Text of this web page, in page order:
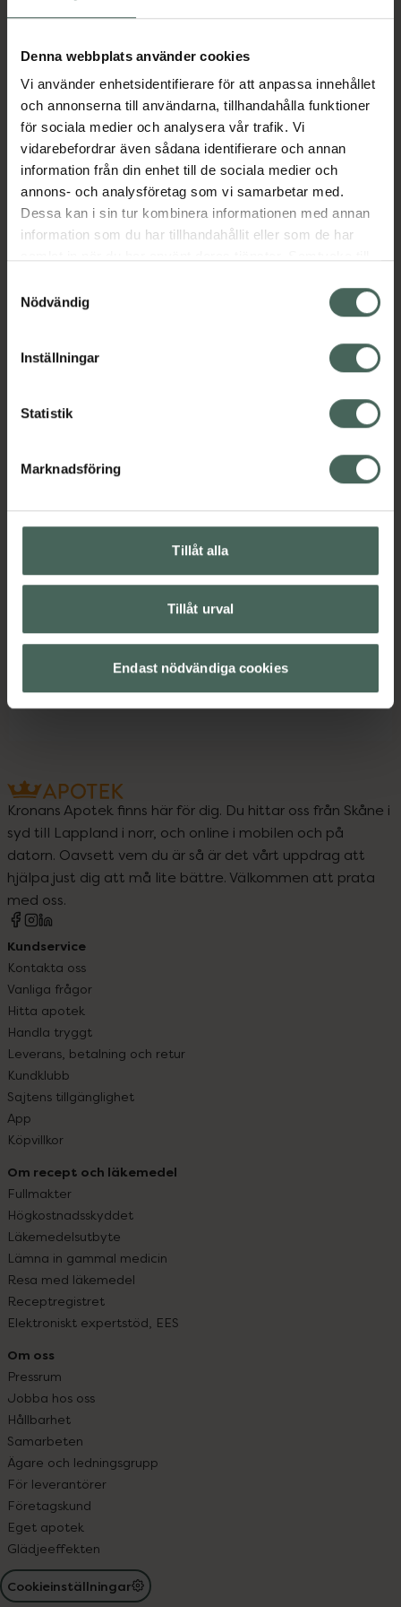
Denna webbplats använder cookies
Vi använder enhetsidentifierare för att anpassa innehållet
och annonserna till användarna, tillhandahålla funktioner
för sociala medier och analysera vår trafik. Vi
vidarebefordrar även sådana identifierare och annan
information från din enhet till de sociala medier och
annons- och analysföretag som vi samarbetar med.
Dessa kan i sin tur kombinera informationen med annan
information som du har tillhandahållit eller som de har
återkalla ditt samtycke via webbplatsens
cookieinställningar. Ett återkallat samtycke påverkar inte
lagligheten av behandling som skett innan återkallelsen.
Nödvändig
Inställningar
Statistik
Marknadsföring
Tillåt alla
Tillåt urval
Endast nödvändiga cookies
Sensitive Scalp Shampoo är ett lugnande och
hårbotten. Denna professionella och
skonsamma rengöring är berikad med
Balance-Blend™ och innehåller vårdande och
uppfriskande ingredienser som är utformade
för att lugna irriterad hårbotten. Använd
tillsammans med Wella Professionals Invigo
Scalp Balance Sensitive Mask för bästa
resultat. Finns i två storlekar: 300 ml och
1000 ml. Din rutin för ett hår som känns friskt
04064666585284
Upptäck flera produkter inom
Kronans Apotek finns här för dig. Du hittar oss från Skåne i
syd till Lappland i norr, och online i mobilen och på
datorn. Oavsett vem du är så är det vårt uppdrag att
hjälpa just dig att må lite bättre. Välkommen att prata
med oss.
Kundservice
Kontakta oss
Vanliga frågor
Hitta apotek
Handla tryggt
Leverans, betalning och retur
Kundklubb
Sajtens tillgänglighet
App
Köpvillkor
Om recept och läkemedel
Fullmakter
Högkostnadsskyddet
Läkemedelsutbyte
Lämna in gammal medicin
Resa med läkemedel
Receptregistret
Elektroniskt expertstöd, EES
Om oss
Pressrum
Jobba hos oss
Hållbarhet
Samarbeten
Ägare och ledningsgrupp
För leverantörer
Företagskund
Eget apotek
Glädjeeffekten
Cookieinställningar